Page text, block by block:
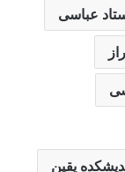
عباسی
یقین